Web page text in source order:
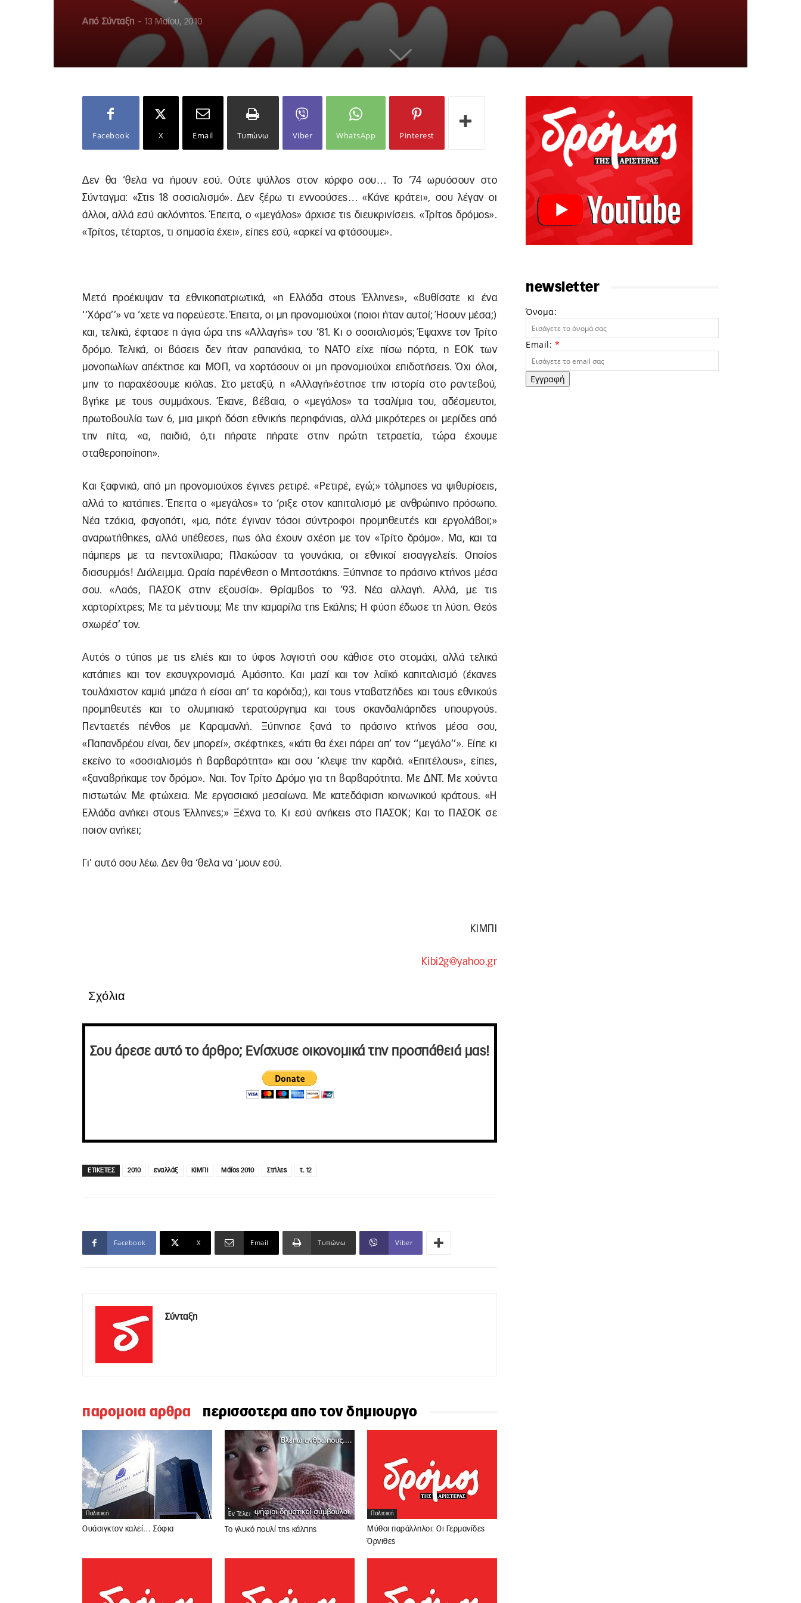
Από Σύνταξη - 13 Μαΐου, 2010
Facebook X Email Τυπώνω Viber WhatsApp Pinterest
Δεν θα ‘θελα να ήμουν εσύ. Ούτε ψύλλος στον κόρφο σου… Το ’74 ωρυόσουν στο
Σύνταγμα: «Στις 18 σοσιαλισμό». Δεν ξέρω τι εννοούσες… «Κάνε κράτει», σου λέγαν οι
άλλοι, αλλά εσύ ακλόνητος. Έπειτα, ο «μεγάλος» άρχισε τις διευκρινίσεις. «Τρίτος δρόμος».
«Τρίτος, τέταρτος, τι σημασία έχει», είπες εσύ, «αρκεί να φτάσουμε».
Μετά προέκυψαν τα εθνικοπατριωτικά, «η Ελλάδα στους Έλληνες», «βυθίσατε κι ένα
‘‘Χόρα’’» να ‘χετε να πορεύεστε. Έπειτα, οι μη προνομιούχοι (ποιοι ήταν αυτοί; Ήσουν μέσα;)
και, τελικά, έφτασε η άγια ώρα της «Αλλαγής» του ’81. Κι ο σοσιαλισμός; Έψαχνε τον Τρίτο
δρόμο. Τελικά, οι βάσεις δεν ήταν ραπανάκια, το ΝΑΤΟ είχε πίσω πόρτα, η ΕΟΚ των
μονοπωλίων απέκτησε και ΜΟΠ, να χορτάσουν οι μη προνομιούχοι επιδοτήσεις. Όχι όλοι,
μην το παραχέσουμε κιόλας. Στο μεταξύ, η «Αλλαγή»έστησε την ιστορία στο ραντεβού,
βγήκε με τους συμμάχους. Έκανε, βέβαια, ο «μεγάλος» τα τσαλίμια του, αδέσμευτοι,
πρωτοβουλία των 6, μια μικρή δόση εθνικής περηφάνιας, αλλά μικρότερες οι μερίδες από
την πίτα, «α, παιδιά, ό,τι πήρατε πήρατε στην πρώτη τετραετία, τώρα έχουμε
σταθεροποίηση».
Και ξαφνικά, από μη προνομιούχος έγινες ρετιρέ. «Ρετιρέ, εγώ;» τόλμησες να ψιθυρίσεις,
αλλά το κατάπιες. Έπειτα ο «μεγάλος» το ‘ριξε στον καπιταλισμό με ανθρώπινο πρόσωπο.
Νέα τζάκια, φαγοπότι, «μα, πότε έγιναν τόσοι σύντροφοι προμηθευτές και εργολάβοι;»
αναρωτήθηκες, αλλά υπέθεσες, πως όλα έχουν σχέση με τον «Τρίτο δρόμο». Μα, και τα
πάμπερς με τα πεντοχίλιαρα; Πλακώσαν τα γουνάκια, οι εθνικοί εισαγγελείς. Οποίος
διασυρμός! Διάλειμμα. Ωραία παρένθεση ο Μητσοτάκης. Ξύπνησε το πράσινο κτήνος μέσα
σου. «Λαός, ΠΑΣΟΚ στην εξουσία». Θρίαμβος το ’93. Νέα αλλαγή. Αλλά, με τις
χαρτορίχτρες; Με τα μέντιουμ; Με την καμαρίλα της Εκάλης; Η φύση έδωσε τη λύση. Θεός
σχωρέσ’ τον.
Αυτός ο τύπος με τις ελιές και το ύφος λογιστή σου κάθισε στο στομάχι, αλλά τελικά
κατάπιες και τον εκσυγχρονισμό. Αμάσητο. Και μαζί και τον λαϊκό καπιταλισμό (έκανες
τουλάχιστον καμιά μπάζα ή είσαι απ’ τα κορόιδα;), και τους νταβατζήδες και τους εθνικούς
προμηθευτές και το ολυμπιακό τερατούργημα και τους σκανδαλιάρηδες υπουργούς.
Πενταετές πένθος με Καραμανλή. Ξύπνησε ξανά το πράσινο κτήνος μέσα σου,
«Παπανδρέου είναι, δεν μπορεί», σκέφτηκες, «κάτι θα έχει πάρει απ’ τον ‘‘μεγάλο’’». Είπε κι
εκείνο το «σοσιαλισμός ή βαρβαρότητα» και σου ‘κλεψε την καρδιά. «Επιτέλους», είπες,
«ξαναβρήκαμε τον δρόμο». Ναι. Τον Τρίτο Δρόμο για τη βαρβαρότητα. Με ΔΝΤ. Με χούντα
πιστωτών. Με φτώχεια. Με εργασιακό μεσαίωνα. Με κατεδάφιση κοινωνικού κράτους. «Η
Ελλάδα ανήκει στους Έλληνες;» Ξέχνα το. Κι εσύ ανήκεις στο ΠΑΣΟΚ; Και το ΠΑΣΟΚ σε
ποιον ανήκει;
Γι’ αυτό σου λέω. Δεν θα ‘θελα να ‘μουν εσύ.
ΚΙΜΠΙ
Kibi2g@yahoo.gr
Σχόλια
Σου άρεσε αυτό το άρθρο; Ενίσχυσε οικονομικά την προσπάθειά μας!
ΕΤΙΚΕΤΕΣ 2010 εναλλάξ ΚΙΜΠΙ Μάϊος 2010 Στήλες τ. 12
Facebook X Email Τυπώνω Viber
Σύνταξη
παρομοια αρθρα περισσοτερα απο τον δημιουργο
Πολιτική
Ουάσιγκτον καλεί… Σόφια
Εν Τέλει
Το γλυκό πουλί της κάλπης
Πολιτική
Μύθοι παράλληλοι: Οι Γερμανίδες
Όρνιθες
newsletter
Όνομα:
Email: *
Εγγραφή